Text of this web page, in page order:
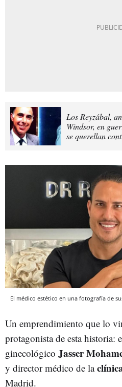
Los Reyzábal,
Windsor, en
se querellan
El médico estético en una fotografía de
Un emprendimiento que lo
protagonista de esta historia:
ginecológico Jasser
y director médico de la
Madrid.